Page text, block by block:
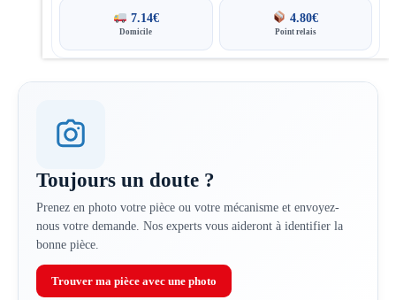
produit
7.14€
Domicile
4.80€
Point relais
Toujours un doute ?
Prenez en photo votre pièce ou votre mécanisme et envoyez-
nous votre demande. Nos experts vous aideront à identifier la
bonne pièce.
Trouver ma pièce avec une photo